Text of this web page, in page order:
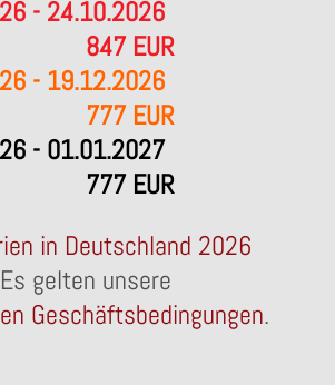
- 24.10.2026
847 EUR
- 19.12.2026
777 EUR
- 01.01.2027
777 EUR
in Deutschland 2026
Es gelten unsere
Geschäftsbedingungen.